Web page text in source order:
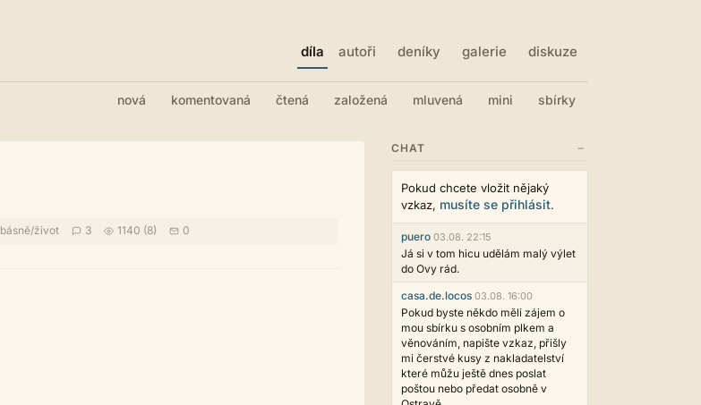
díla autoři deníky galerie diskuze
nová komentovaná čtená založená mluvená mini sbírky
básně/život 3 1140 (8) 0
CHAT −
Pokud chcete vložit nějaký
vzkaz, musíte se přihlásit.
puero 03.08. 22:15
Já si v tom hicu udělám malý výlet
do Ovy rád.
casa.de.locos 03.08. 16:00
Pokud byste někdo měli zájem o
mou sbírku s osobním plkem a
věnováním, napište vzkaz, přišly
mi čerstvé kusy z nakladatelství
které můžu ještě dnes poslat
poštou nebo předat osobně v